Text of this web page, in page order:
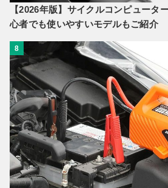
【2026年版】サイクルコンピュータ
心者でも使いやすいモデルもご紹介
8